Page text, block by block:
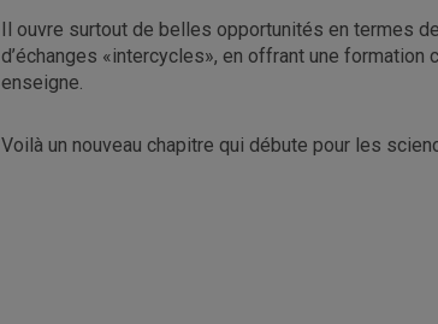
Il ouvre surtout de belles opportunités en termes
d’échanges «intercycles», en offrant une formation
enseigne.
Voilà un nouveau chapitre qui débute pour les